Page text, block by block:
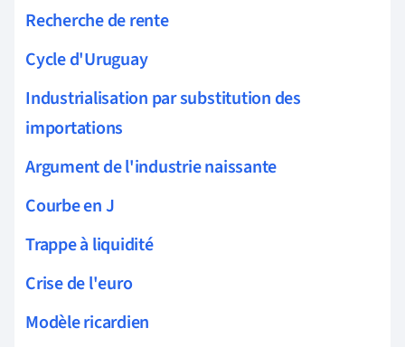
Recherche de rente
Cycle d'Uruguay
Industrialisation par substitution des
importations
Argument de l'industrie naissante
Courbe en J
Trappe à liquidité
Crise de l'euro
Modèle ricardien